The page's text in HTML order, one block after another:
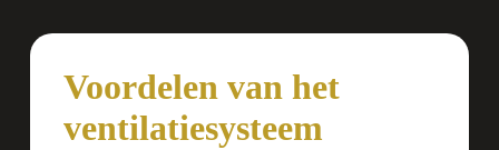
Voordelen van het
ventilatiesysteem